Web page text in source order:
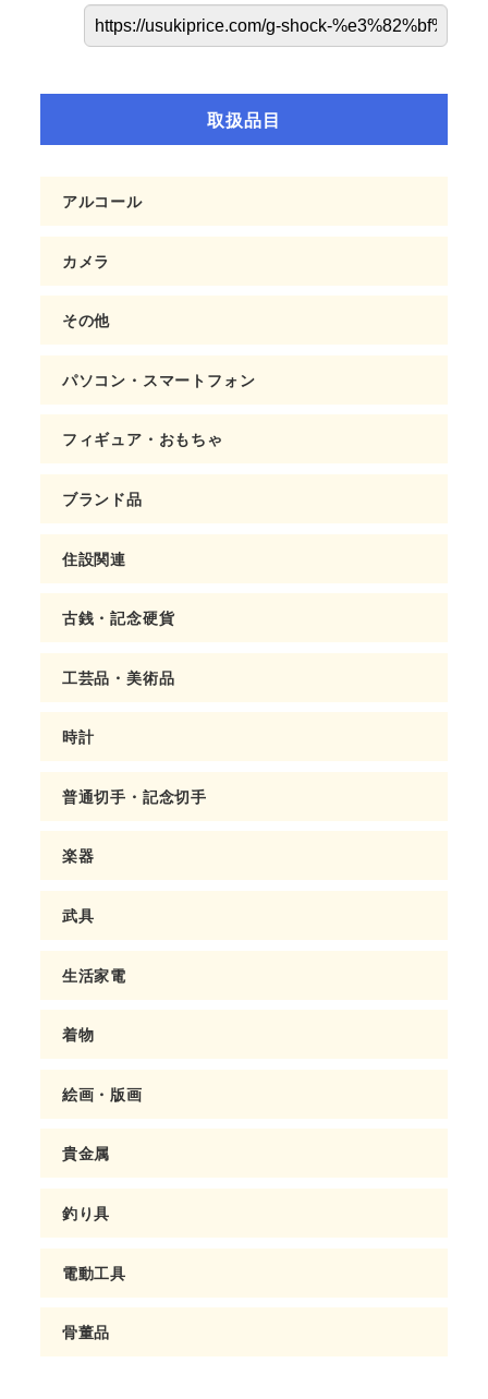
取扱品目
アルコール
カメラ
その他
パソコン・スマートフォン
フィギュア・おもちゃ
ブランド品
住設関連
古銭・記念硬貨
工芸品・美術品
時計
普通切手・記念切手
楽器
武具
生活家電
着物
絵画・版画
貴金属
釣り具
電動工具
骨董品